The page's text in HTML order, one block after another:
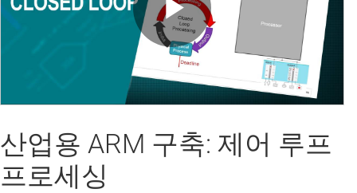
Play
Video
산업용 ARM 구축: 제어 루프
프로세싱